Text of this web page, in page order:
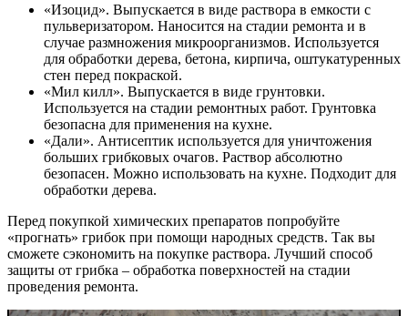
«Изоцид». Выпускается в виде раствора в емкости с
пульверизатором. Наносится на стадии ремонта и в
случае размножения микроорганизмов. Используется
для обработки дерева, бетона, кирпича, оштукатуренных
стен перед покраской.
«Мил килл». Выпускается в виде грунтовки.
Используется на стадии ремонтных работ. Грунтовка
безопасна для применения на кухне.
«Дали». Антисептик используется для уничтожения
больших грибковых очагов. Раствор абсолютно
безопасен. Можно использовать на кухне. Подходит для
обработки дерева.
Перед покупкой химических препаратов попробуйте
«прогнать» грибок при помощи народных средств. Так вы
сможете сэкономить на покупке раствора. Лучший способ
защиты от грибка – обработка поверхностей на стадии
проведения ремонта.